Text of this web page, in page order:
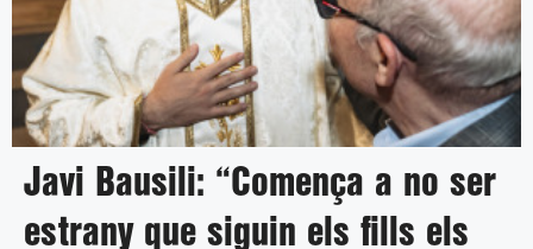
Javi Bausili: “Comença a no ser
estrany que siguin els fills els